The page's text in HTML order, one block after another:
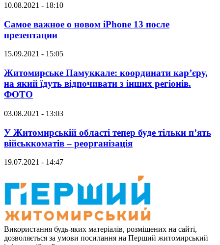
10.08.2021 - 18:10
Самое важное о новом iPhone 13 после
презентации
15.09.2021 - 15:05
Житомирське Памуккале: координати кар’єру,
на який їдуть відпочивати з інших регіонів.
ФОТО
03.08.2021 - 13:03
У Житомирській області тепер буде тільки п’ять
військкоматів – реорганізація
19.07.2021 - 14:47
Використання будь-яких матеріалів, розміщених на сайті,
дозволяється за умови посилання на Перший житомирський